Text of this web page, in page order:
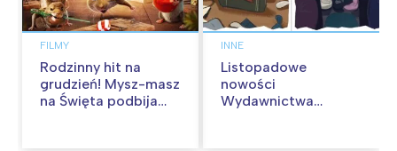
FILMY
Rodzinny hit na
grudzień! Mysz-masz
na Święta podbija
INNE
Listopadowe
nowości
Wydawnictwa